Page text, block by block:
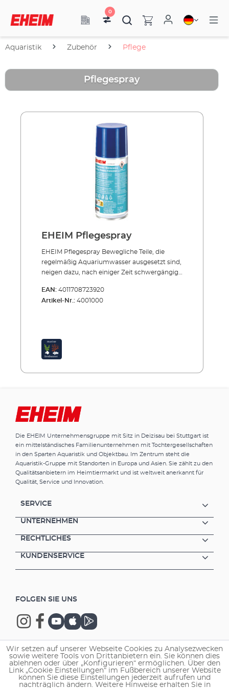
0
Aquaristik Zubehör Pflege
Pflegespray
EHEIM Pflegespray
EHEIM Pflegespray Bewegliche Teile, die
regelmäßig Aquariumwasser ausgesetzt sind,
neigen dazu, nach einiger Zeit schwergängig
Einfach das Spray auf das betroffene Teil
sprühen, und innerhalb kürzester Zeit ist es
Dichtungen u.v.m.Das EHEIM Pflegespray auf
Silikonbasis ist wasserneutral, FCKW-frei,
umwelttoxischen Substanzen. Mit dem
Absperrhähnen, Schlauchadaptern,
Dichtungen usw. Auch bei schwergängigen
FCKW-frei, ohne Lösungsmittel und Öle und
frei von umwelttoxischen Substanzen Inhalt:
150 ml Besonders zu empfehlen bei:
schwergängiger Ansaughilfe Dichtungen
EAN: 4011708723920
Artikel-Nr.: 4001000
Die EHEIM Unternehmensgruppe mit Sitz in Deizisau bei Stuttgart ist
ein mittelständisches Familienunternehmen mit Tochtergesellschaften
in den Sparten Aquaristik und Objektbau. Im Zentrum steht die
Aquaristik-Gruppe mit Standorten in Europa und Asien. Sie zählt zu den
Qualitätsanbietern im Heimtiermarkt und ist weltweit anerkannt für
Qualität, Service und Innovation.
SERVICE
UNTERNEHMEN
RECHTLICHES
KUNDENSERVICE
FOLGEN SIE UNS
Copyright © 2026 EHEIM GmbH & Co. KG.
Wir setzen auf unserer Webseite Cookies zu Analysezwecken
sowie weitere Tools von Drittanbietern ein. Sie können dies
ablehnen oder über „Konfigurieren“ ermöglichen. Über den
Link „Cookie Einstellungen“ im Fußbereich unserer Website
können Sie diese Einstellungen jederzeit aufrufen und
nachträglich ändern. Weitere Hinweise erhalten Sie in